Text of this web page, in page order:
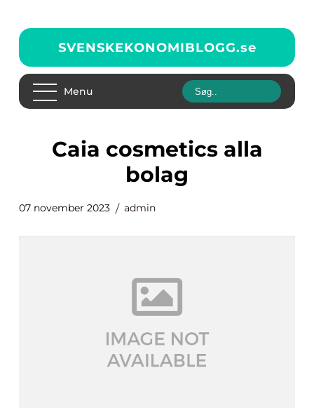
SVENSKEKONOMIBLOGG.se
Menu
caia cosmetics alla
bolag
07 november 2023 admin